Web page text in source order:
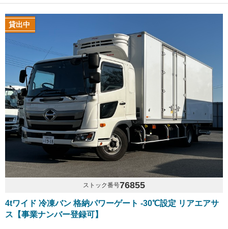
貸出中
ストック番号76855
4tワイド 冷凍バン 格納パワーゲート -30℃設定 リアエアサ
ス【事業ナンバー登録可】